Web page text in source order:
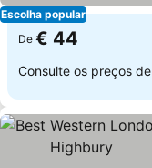
Escolha popular
De € 44
Consulte os preços de